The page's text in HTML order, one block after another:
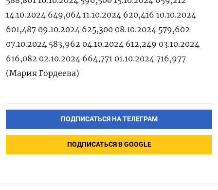
14.10.2024 649,064 11.10.2024 620,416 10.10.2024
601,487 09.10.2024 625,300 08.10.2024 579,602
07.10.2024 583,962 04.10.2024 612,249 03.10.2024
616,082 02.10.2024 664,771 01.10.2024 716,977
(Мария Гордеева)
ПОДПИСАТЬСЯ НА ТЕЛЕГРАМ
ПОДПИСАТЬСЯ В GOOGLE